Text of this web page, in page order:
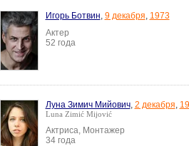
Игорь Ботвин, 9 декабря, 1973
Актер
52 года
Луна Зимич Мийович, 2 декабря,
Luna Zimić Mijović
Актриса, Монтажер
34 года